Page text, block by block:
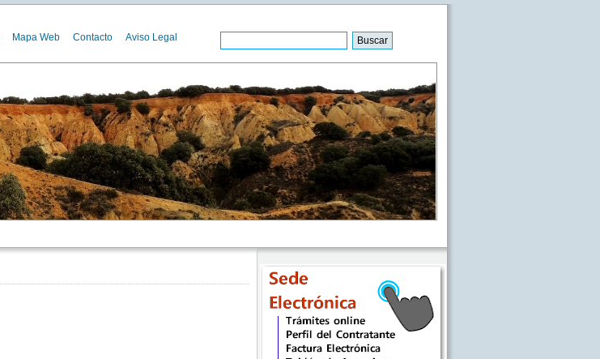
Mapa Web Contacto Aviso Legal